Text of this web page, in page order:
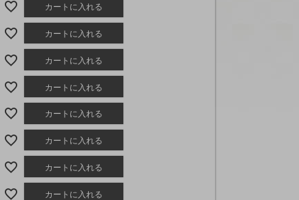
カートに入れる
カートに入れる
カートに入れる
カートに入れる
カートに入れる
カートに入れる
カートに入れる
カートに入れる